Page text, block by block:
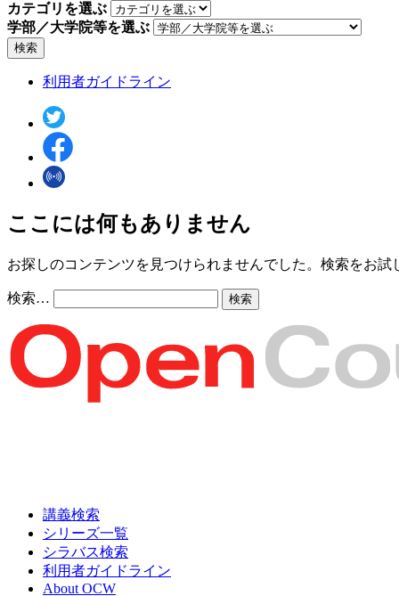
カテゴリを選ぶ
学部／大学院等を選ぶ
検索
利用者ガイドライン
ここには何もありません
お探しのコンテンツを見つけられませんでした。検索をお試
検索…
講義検索
シリーズ一覧
シラバス検索
利用者ガイドライン
About OCW